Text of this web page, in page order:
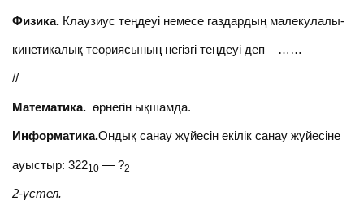
Физика. Клаузиус теңдеуі немесе газдардың малекулалы-
кинетикалық теориясының негізгі теңдеуі деп – ……
//
Математика. өрнегін ықшамда.
Информатика.Ондық санау жүйесін екілік санау жүйесіне
ауыстыр: 32210 — ?2
2-үстел.